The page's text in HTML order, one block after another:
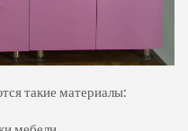
такие материалы: